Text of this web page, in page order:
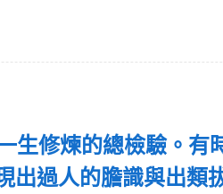
生修煉的總檢驗。有
出過人的膽識與出類